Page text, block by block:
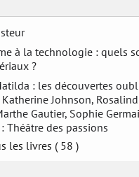
à la technologie : quels
?
: les découvertes
Johnson,
Gautier, Sophie
Théâtre des passions
les livres ( 58 )